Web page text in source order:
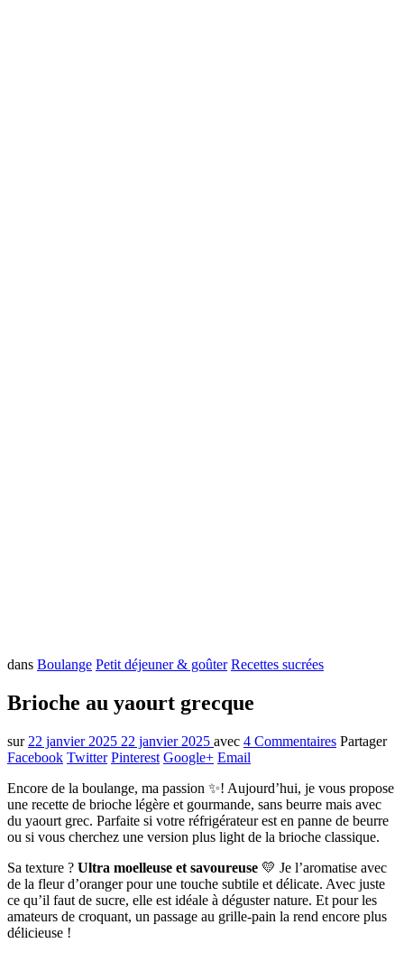
dans Boulange Petit déjeuner & goûter Recettes sucrées
Brioche au yaourt grecque
sur 22 janvier 2025 22 janvier 2025 avec 4 Commentaires Partager
Facebook Twitter Pinterest Google+ Email
Encore de la boulange, ma passion ✨! Aujourd’hui, je vous propose
une recette de brioche légère et gourmande, sans beurre mais avec
du yaourt grec. Parfaite si votre réfrigérateur est en panne de beurre
ou si vous cherchez une version plus light de la brioche classique.
Sa texture ? Ultra moelleuse et savoureuse 💛 Je l’aromatise avec
de la fleur d’oranger pour une touche subtile et délicate. Avec juste
ce qu’il faut de sucre, elle est idéale à déguster nature. Et pour les
amateurs de croquant, un passage au grille-pain la rend encore plus
délicieuse !